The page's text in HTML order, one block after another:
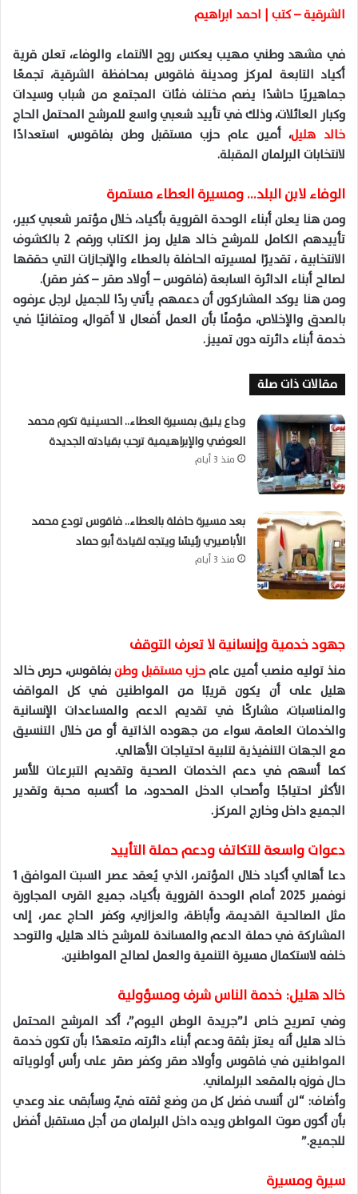
ا
الشرقية – كتب | احمد ابراهيم
في مشهد وطني مهيب يعكس روح الانتماء والوفاء، تعلن قرية
أكياد التابعة لمركز ومدينة فاقوس بمحافظة الشرقية، تجمعًا
جماهيريًا حاشدًا يضم مختلف فئات المجتمع من شباب وسيدات
وكبار العائلات، وذلك في تأييد شعبي واسع للمرشح المحتمل الحاج
خالد هليل، أمين عام حزب مستقبل وطن بفاقوس، استعدادًا
لانتخابات البرلمان المقبلة.
الوفاء لابن البلد… ومسيرة العطاء مستمرة
ومن هنا يعلن أبناء الوحدة القروية بأكياد، خلال مؤتمر شعبي كبير،
تأييدهم الكامل للمرشح خالد هليل رمز الكتاب ورقم 2 بالكشوف
الانتخابية ، تقديرًا لمسيرته الحافلة بالعطاء والإنجازات التي حققها
لصالح أبناء الدائرة السابعة (فاقوس – أولاد صقر – كفر صقر).
ومن هنا يوكد المشاركون أن دعمهم يأتي ردًا للجميل لرجل عرفوه
بالصدق والإخلاص، مؤمنًا بأن العمل أفعال لا أقوال، ومتفانيًا في
خدمة أبناء دائرته دون تمييز.
مقالات ذات صلة
وداع يليق بمسيرة العطاء.. الحسينية تكرم محمد
العوضي والإبراهيمية ترحب بقيادته الجديدة
منذ 3 أيام
بعد مسيرة حافلة بالعطاء.. فاقوس تودع محمد
الأباصيري رئيسًا ويتجه لقيادة أبو حماد
منذ 3 أيام
جهود خدمية وإنسانية لا تعرف التوقف
منذ توليه منصب أمين عامحزب مستقبل وطنبفاقوس، حرص خالد
هليل على أن يكون قريبًا من المواطنين في كل المواقف
والمناسبات، مشاركًا في تقديم الدعم والمساعدات الإنسانية
والخدمات العامة، سواء من جهوده الذاتية أو من خلال التنسيق
مع الجهات التنفيذية لتلبية احتياجات الأهالي.
كما أسهم في دعم الخدمات الصحية وتقديم التبرعات للأسر
الأكثر احتياجًا وأصحاب الدخل المحدود، ما أكسبه محبة وتقدير
الجميع داخل وخارج المركز.
دعوات واسعة للتكاتف ودعم حملة التأييد
دعا أهالي أكياد خلال المؤتمر، الذي يُعقد عصر السبت الموافق 1
نوفمبر 2025 أمام الوحدة القروية بأكياد، جميع القرى المجاورة
مثل الصالحية القديمة، وأباظة، والعزازي، وكفر الحاج عمر، إلى
المشاركة في حملة الدعم والمساندة للمرشح خالد هليل، والتوحد
خلفه لاستكمال مسيرة التنمية والعمل لصالح المواطنين.
خالد هليل: خدمة الناس شرف ومسؤولية
وفي تصريح خاص لـ”جريدة الوطن اليوم”، أكد المرشح المحتمل
خالد هليل أنه يعتز بثقة ودعم أبناء دائرته، متعهدًا بأن تكون خدمة
المواطنين في فاقوس وأولاد صقر وكفر صقر على رأس أولوياته
حال فوزه بالمقعد البرلماني.
وأضاف: “لن أنسى فضل كل من وضع ثقته فيّ، وسأبقى عند وعدي
بأن أكون صوت المواطن ويده داخل البرلمان من أجل مستقبل أفضل
للجميع.”
سيرة ومسيرة